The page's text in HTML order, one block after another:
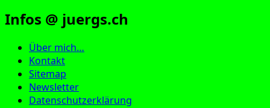
Infos @ juergs.ch
Über mich…
Kontakt
Sitemap
Newsletter
Datenschutzerklärung